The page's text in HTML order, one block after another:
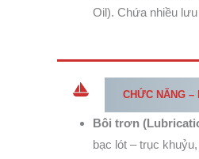
Oil). Chứa nhiều
CHỨC NĂNG –
Bôi trơn
bạc lót – trục